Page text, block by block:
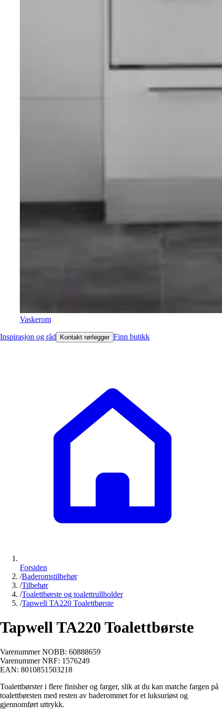
Vaskerom
Inspirasjon og råd Kontakt rørlegger Finn butikk
Forsiden
/Baderomstilbehør
/Tilbehør
/Toalettbørste og toalettrullholder
/Tapwell TA220 Toalettbørste
Tapwell TA220 Toalettbørste
Varenummer NOBB: 60888659
Varenummer NRF: 1576249
EAN: 8010851503218
Toalettbørster i flere finisher og farger, slik at du kan matche fargen på
toalettbørsten med resten av baderommet for et luksuriøst og
gjennomført uttrykk.